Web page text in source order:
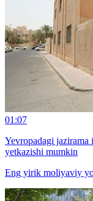
01:07
Yevropadagi
yetkazishi mumkin
Eng yirik moliyaviy